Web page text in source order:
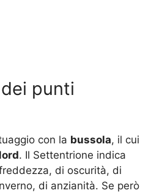
punti
con la bussola, il cui
. Il Settentrione indica
di oscurità, di
di anzianità. Se però